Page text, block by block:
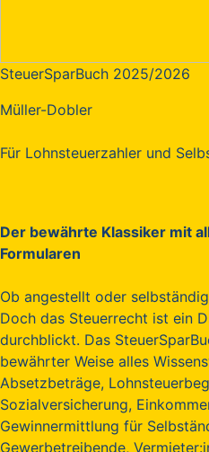
SteuerSparBuch 2025/2026
Müller-Dobler
Für Lohnsteuerzahler und
Der bewährte Klassiker mit
Formularen
Ob angestellt oder
Doch das Steuerrecht ist ein
durchblickt. Das
bewährter Weise alles
Absetzbeträge,
Sozialversicherung,
Gewinnermittlung für
Gewerbetreibende,